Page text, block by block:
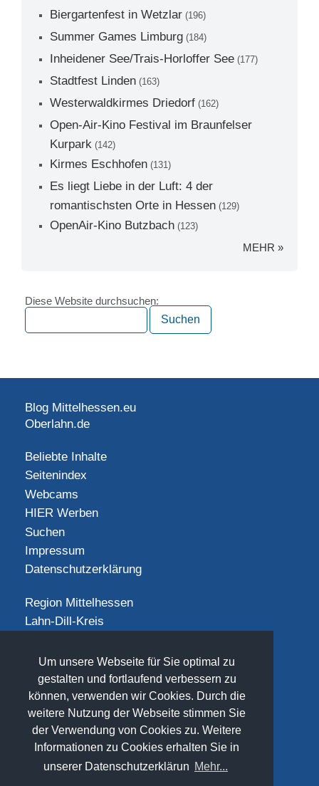
Um unsere Webseite für Sie optimal zu
gestalten und fortlaufend verbessern zu
können, verwenden wir Cookies. Durch die
weitere Nutzung der Webseite stimmen Sie
der Verwendung von Cookies zu. Weitere
Informationen zu Cookies erhalten Sie in
unserer Datenschutzerklärun Mehr...
Biergartenfest in Wetzlar (196)
Summer Games Limburg (184)
Inheidener See/Trais-Horloffer See (177)
Stadtfest Linden (163)
Westerwaldkirmes Driedorf (162)
Open-Air-Kino Festival im Braunfelser
Kurpark (142)
Kirmes Eschhofen (131)
Es liegt Liebe in der Luft: 4 der
romantischsten Orte in Hessen (129)
OpenAir-Kino Butzbach (123)
MEHR »
Diese Website durchsuchen:
Blog Mittelhessen.eu
Oberlahn.de
Beliebte Inhalte
Seitenindex
Webcams
HIER Werben
Suchen
Impressum
Datenschutzerklärung
Region Mittelhessen
Lahn-Dill-Kreis
Landkreis Limburg-Weilburg
Landkreis Marburg-Biedenkopf
Vogelsbergkreis
SOCIAL